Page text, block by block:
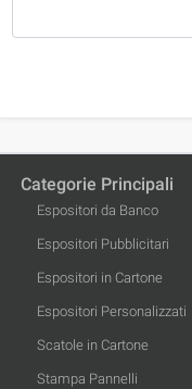
Categorie Principali
Espositori da Banco
Espositori Pubblicitari
Espositori in Cartone
Espositori Personalizzati
Scatole in Cartone
Stampa Pannelli